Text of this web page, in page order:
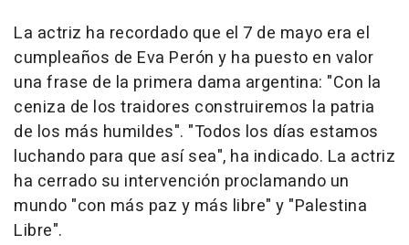
La actriz ha recordado que el 7 de mayo era el
cumpleaños de Eva Perón y ha puesto en valor
una frase de la primera dama argentina: "Con la
ceniza de los traidores construiremos la patria
de los más humildes". "Todos los días estamos
luchando para que así sea", ha indicado. La actriz
ha cerrado su intervención proclamando un
mundo "con más paz y más libre" y "Palestina
Libre".